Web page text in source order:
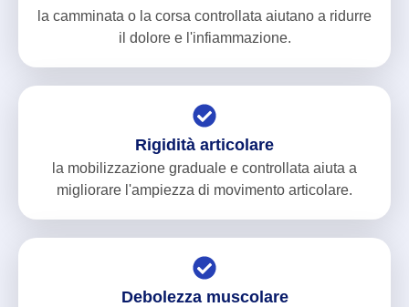
la camminata o la corsa controllata aiutano a ridurre
il dolore e l'infiammazione.
Rigidità articolare
la mobilizzazione graduale e controllata aiuta a
migliorare l'ampiezza di movimento articolare.
Debolezza muscolare